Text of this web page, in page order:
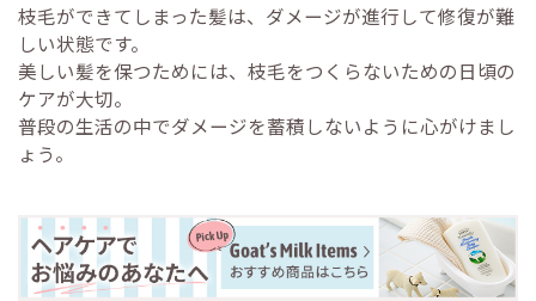
枝毛ができてしまった髪は、ダメージが進行して修復が難
しい状態です。
美しい髪を保つためには、枝毛をつくらないための日頃の
ケアが大切。
普段の生活の中でダメージを蓄積しないように心がけまし
ょう。